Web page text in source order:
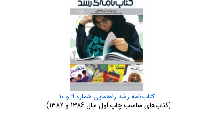
کتاب‌نامه رشد راهنمایی شماره 9 و 10
(کتاب‌های مناسب چاپ اول سال 1386 و 1387)